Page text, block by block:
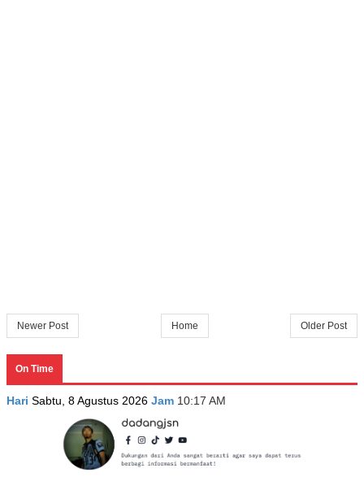
Newer Post Older Post
Home
On Time
Hari Sabtu, 8 Agustus 2026 Jam 10:17 AM